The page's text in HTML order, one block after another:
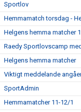
Sportlov
Hemmamatch torsdag -
Helgens hemma matcher
Raedy Sportlovscamp
Helgens hemma matcher
Viktigt meddelande
SportAdmin
Hemmamatcher 11-12/1